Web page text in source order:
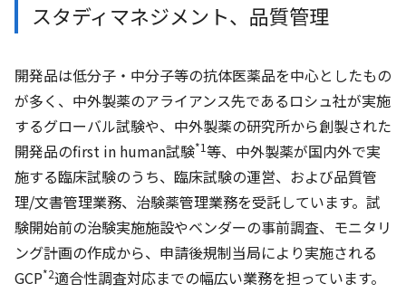
スタディマネジメント、品質管理
開発品は低分子・中分子等の抗体医薬品を中心としたもの
が多く、中外製薬のアライアンス先であるロシュ社が実施
するグローバル試験や、中外製薬の研究所から創製された
開発品のfirst in human試験*1等、中外製薬が国内外で実
施する臨床試験のうち、臨床試験の運営、および品質管
理/文書管理業務、治験薬管理業務を受託しています。試
験開始前の治験実施施設やベンダーの事前調査、モニタリ
ング計画の作成から、申請後規制当局により実施される
GCP*2適合性調査対応までの幅広い業務を担っています。